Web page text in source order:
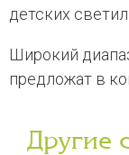
детских
Широкий
предложат в
Другие